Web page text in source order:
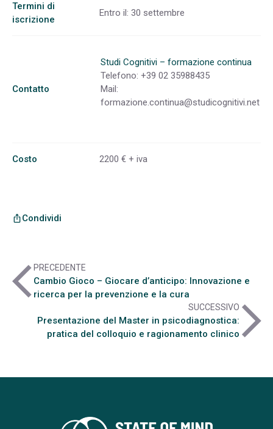
Termini di
iscrizione
Entro il: 30 settembre
Contatto
Studi Cognitivi – formazione continua
Telefono: +39 02 35988435
Mail:
formazione.continua@studicognitivi.net
Costo 2200 € + iva
ios_shareCondividi
arrow_back_iosPRECEDENTE
Cambio Gioco – Giocare d’anticipo: Innovazione e
ricerca per la prevenzione e la cura
SUCCESSIVO
Presentazione del Master in psicodiagnostica:
pratica del colloquio e ragionamento clinicoarrow_forward_ios